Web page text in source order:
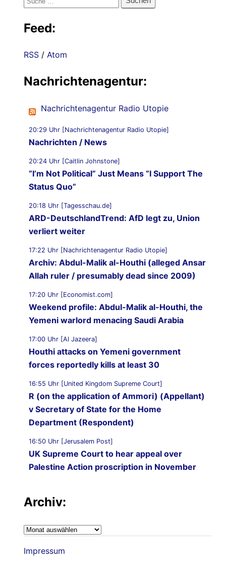
Feed:
RSS / Atom
Nachrichtenagentur:
Nachrichtenagentur Radio Utopie
20:29 Uhr [Nachrichtenagentur Radio Utopie]
Nachrichten / News
20:24 Uhr [Caitlin Johnstone]
“I’m Not Political” Just Means “I Support The
Status Quo”
20:18 Uhr [Tagesschau.de]
ARD-DeutschlandTrend: AfD legt zu, Union
verliert weiter
17:22 Uhr [Nachrichtenagentur Radio Utopie]
Archiv: Abdul-Malik al-Houthi (alleged Ansar
Allah ruler / presumably dead since 2009)
17:20 Uhr [Economist.com]
Weekend profile: Abdul-Malik al-Houthi, the
Yemeni warlord menacing Saudi Arabia
17:00 Uhr [Al Jazeera]
Houthi attacks on Yemeni government
forces reportedly kills at least 30
16:55 Uhr [United Kingdom Supreme Court]
R (on the application of Ammori) (Appellant)
v Secretary of State for the Home
Department (Respondent)
16:50 Uhr [Jerusalem Post]
UK Supreme Court to hear appeal over
Palestine Action proscription in November
14 peaceful protesters arrested at Palestine
16:19 Uhr [Nachrichtenagentur Radio Utopie]
Archiv:
Archiv:
Impressum